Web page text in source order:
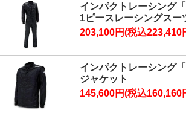
インパクトレーシング「
1ピースレーシングスー
203,100円(税込223,410
インパクトレーシング「
ジャケット
145,600円(税込160,160